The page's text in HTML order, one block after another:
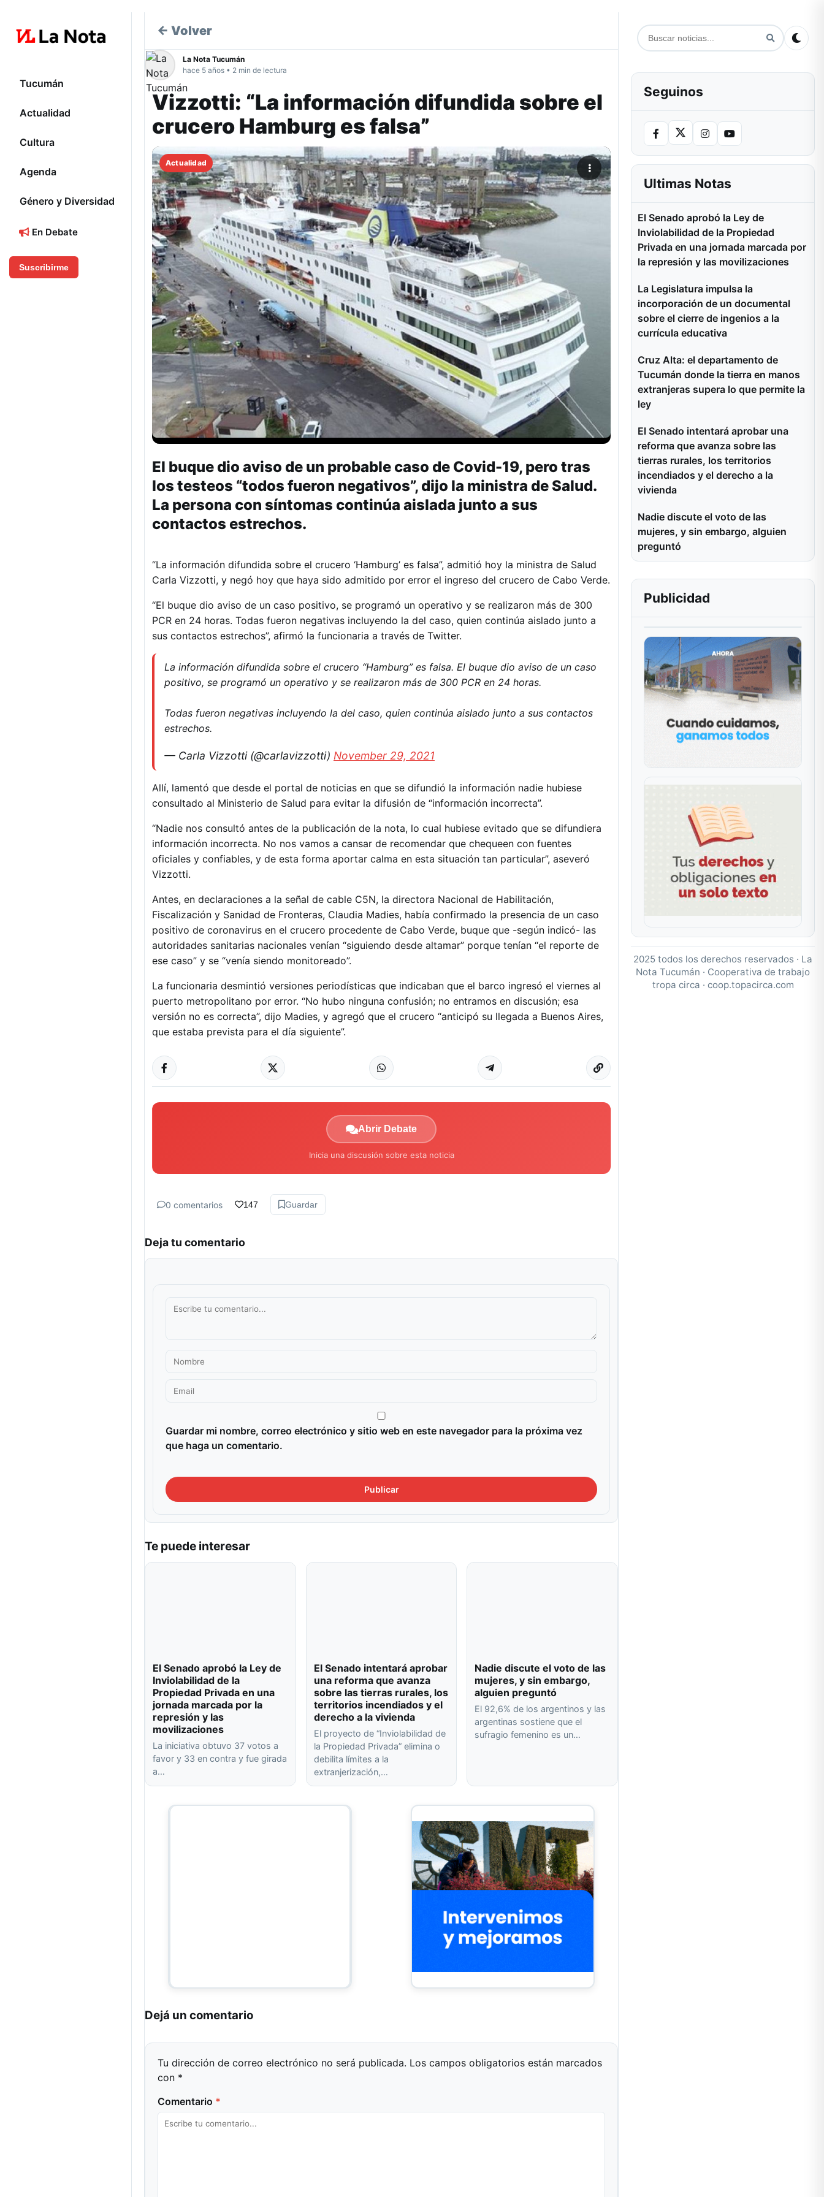
Tucumán
Actualidad
Cultura
Agenda
Género y Diversidad
En Debate
Suscribirme
← Volver
La Nota Tucumán
hace 5 años • 2 min de lectura
Vizzotti: “La información difundida sobre el
crucero Hamburg es falsa”
Actualidad
El buque dio aviso de un probable caso de Covid-19, pero tras
los testeos “todos fueron negativos”, dijo la ministra de Salud.
La persona con síntomas continúa aislada junto a sus
contactos estrechos.
“La información difundida sobre el crucero ‘Hamburg’ es falsa”, admitió hoy la ministra de Salud
Carla Vizzotti, y negó hoy que haya sido admitido por error el ingreso del crucero de Cabo Verde.
“El buque dio aviso de un caso positivo, se programó un operativo y se realizaron más de 300
PCR en 24 horas. Todas fueron negativas incluyendo la del caso, quien continúa aislado junto a
sus contactos estrechos”, afirmó la funcionaria a través de Twitter.
La información difundida sobre el crucero “Hamburg” es falsa. El buque dio aviso de un caso
positivo, se programó un operativo y se realizaron más de 300 PCR en 24 horas.
Todas fueron negativas incluyendo la del caso, quien continúa aislado junto a sus contactos
estrechos.
— Carla Vizzotti (@carlavizzotti) November 29, 2021
Allí, lamentó que desde el portal de noticias en que se difundió la información nadie hubiese
consultado al Ministerio de Salud para evitar la difusión de “información incorrecta”.
“Nadie nos consultó antes de la publicación de la nota, lo cual hubiese evitado que se difundiera
información incorrecta. No nos vamos a cansar de recomendar que chequeen con fuentes
oficiales y confiables, y de esta forma aportar calma en esta situación tan particular”, aseveró
Vizzotti.
Antes, en declaraciones a la señal de cable C5N, la directora Nacional de Habilitación,
Fiscalización y Sanidad de Fronteras, Claudia Madies, había confirmado la presencia de un caso
positivo de coronavirus en el crucero procedente de Cabo Verde, buque que -según indicó- las
autoridades sanitarias nacionales venían “siguiendo desde altamar” porque tenían “el reporte de
ese caso” y se “venía siendo monitoreado”.
La funcionaria desmintió versiones periodísticas que indicaban que el barco ingresó el viernes al
puerto metropolitano por error. “No hubo ninguna confusión; no entramos en discusión; esa
versión no es correcta”, dijo Madies, y agregó que el crucero “anticipó su llegada a Buenos Aires,
que estaba prevista para el día siguiente”.
Abrir Debate
Inicia una discusión sobre esta noticia
0 comentarios 147 Guardar
Deja tu comentario
Guardar mi nombre, correo electrónico y sitio web en este navegador para la próxima vez
que haga un comentario.
Te puede interesar
El Senado aprobó la Ley de
Inviolabilidad de la
Propiedad Privada en una
jornada marcada por la
represión y las
movilizaciones
La iniciativa obtuvo 37 votos a
favor y 33 en contra y fue girada
a…
El Senado intentará aprobar
una reforma que avanza
sobre las tierras rurales, los
territorios incendiados y el
derecho a la vivienda
El proyecto de “Inviolabilidad de
la Propiedad Privada” elimina o
debilita límites a la
extranjerización,…
Nadie discute el voto de las
mujeres, y sin embargo,
alguien preguntó
El 92,6% de los argentinos y las
argentinas sostiene que el
sufragio femenino es un…
Dejá un comentario
Tu dirección de correo electrónico no será publicada. Los campos obligatorios están marcados
con *
Comentario *
Seguinos
Ultimas Notas
El Senado aprobó la Ley de
Inviolabilidad de la Propiedad
Privada en una jornada marcada por
la represión y las movilizaciones
La Legislatura impulsa la
incorporación de un documental
sobre el cierre de ingenios a la
currícula educativa
Cruz Alta: el departamento de
Tucumán donde la tierra en manos
extranjeras supera lo que permite la
ley
El Senado intentará aprobar una
reforma que avanza sobre las
tierras rurales, los territorios
incendiados y el derecho a la
vivienda
Nadie discute el voto de las
mujeres, y sin embargo, alguien
preguntó
Publicidad
2025 todos los derechos reservados · La
Nota Tucumán · Cooperativa de trabajo
tropa circa · coop.topacirca.com